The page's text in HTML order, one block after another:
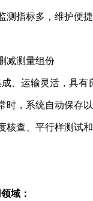
测指标多，维护便捷
减测量组份
、运输灵活，具
时，系统自动保存
核查、平行样测试
域：